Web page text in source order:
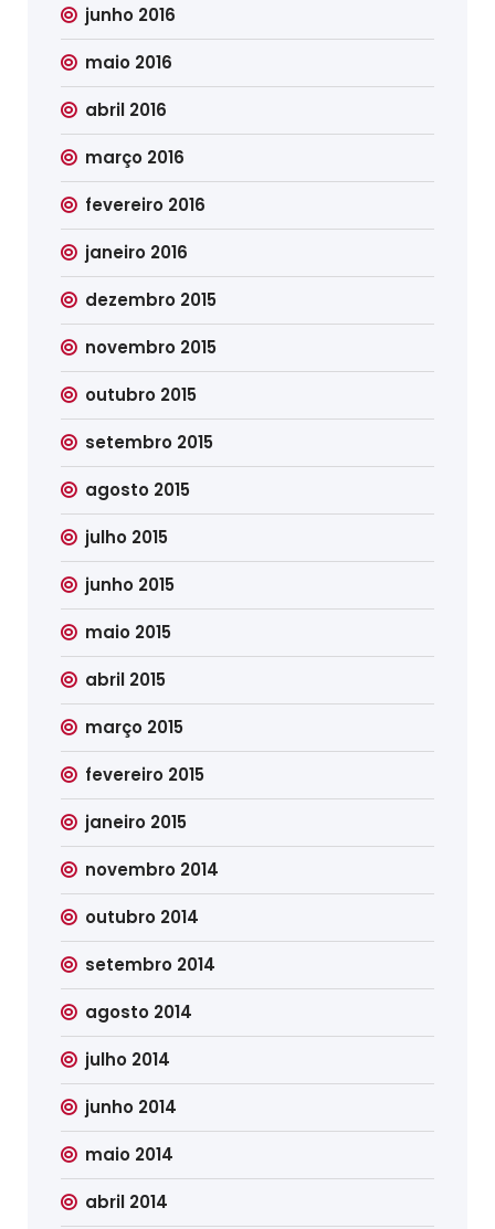
junho 2016
maio 2016
abril 2016
março 2016
fevereiro 2016
janeiro 2016
dezembro 2015
novembro 2015
outubro 2015
setembro 2015
agosto 2015
julho 2015
junho 2015
maio 2015
abril 2015
março 2015
fevereiro 2015
janeiro 2015
novembro 2014
outubro 2014
setembro 2014
agosto 2014
julho 2014
junho 2014
maio 2014
abril 2014